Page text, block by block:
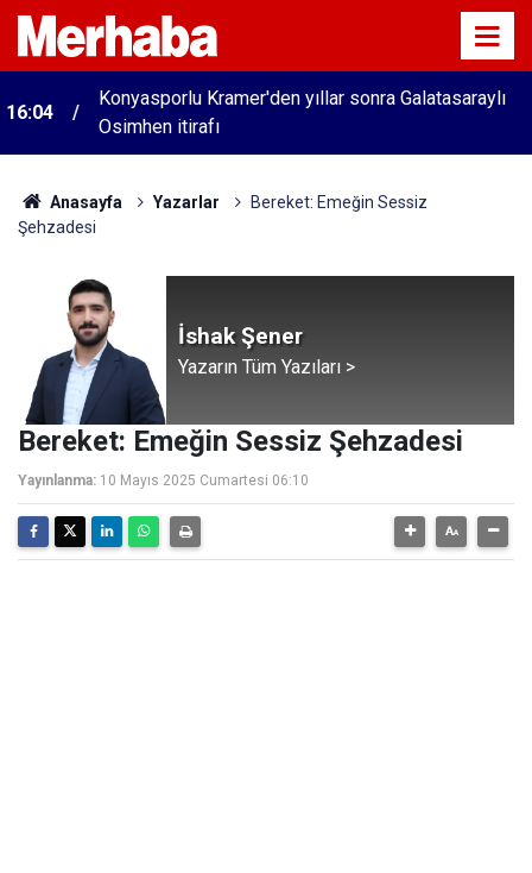
16:04
Konyasporlu Kramer'den yıllar sonra Galatasaraylı
Osimhen itirafı
Anasayfa Yazarlar
Bereket: Emeğin Sessiz
Şehzadesi
İshak Şener
Yazarın Tüm Yazıları >
Bereket: Emeğin Sessiz Şehzadesi
Yayınlanma: 10 Mayıs 2025 Cumartesi 06:10